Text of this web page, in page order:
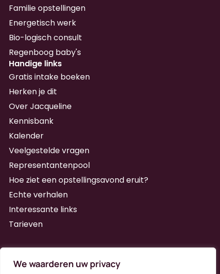
We waarderen uw privacy
Familie opstellingen
Energetisch werk
Bio-logisch consult
Regenboog baby's
Handige links
Gratis intake boeken
Herken je dit
Over Jacqueline
Kennisbank
Kalender
Veelgestelde vragen
Representantenpool
Hoe ziet een opstellingsavond eruit?
Echte verhalen
Interessante links
Tarieven